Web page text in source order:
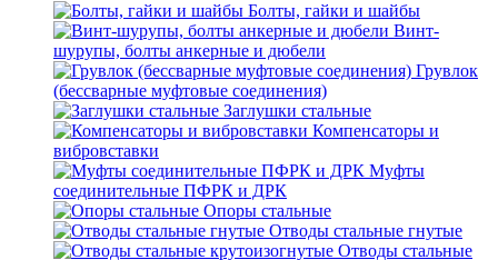
Болты, гайки и шайбы
Винт-
шурупы, болты анкерные и дюбели
Грувлок
(бессварные муфтовые соединения)
Заглушки стальные
Компенсаторы и
вибровставки
Муфты
соединительные ПФРК и ДРК
Опоры стальные
Отводы стальные гнутые
Отводы стальные